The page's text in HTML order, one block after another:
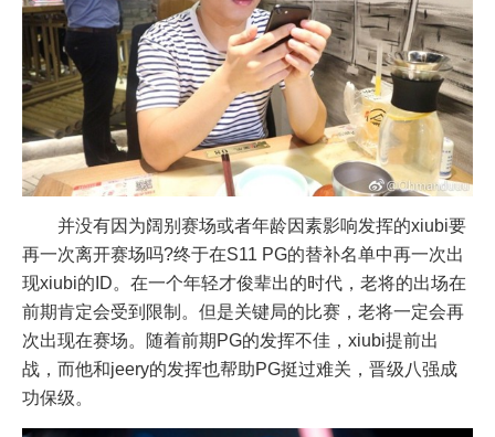
并没有因为阔别赛场或者年龄因素影响发挥的xiubi要
再一次离开赛场吗?终于在S11 PG的替补名单中再一次出
现xiubi的ID。在一个年轻才俊辈出的时代，老将的出场在
前期肯定会受到限制。但是关键局的比赛，老将一定会再
次出现在赛场。随着前期PG的发挥不佳，xiubi提前出
战，而他和jeery的发挥也帮助PG挺过难关，晋级八强成
功保级。